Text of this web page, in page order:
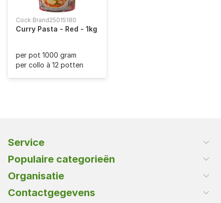
Cock Brand25015180
Curry Pasta - Red - 1kg
per pot 1000 gram
per collo à 12 potten
Service
Klantenservice
Populaire categorieën
Rijst en deegwaren
Oriëntaals
Organisatie
Over Ebo van den Bor
Contactgegevens